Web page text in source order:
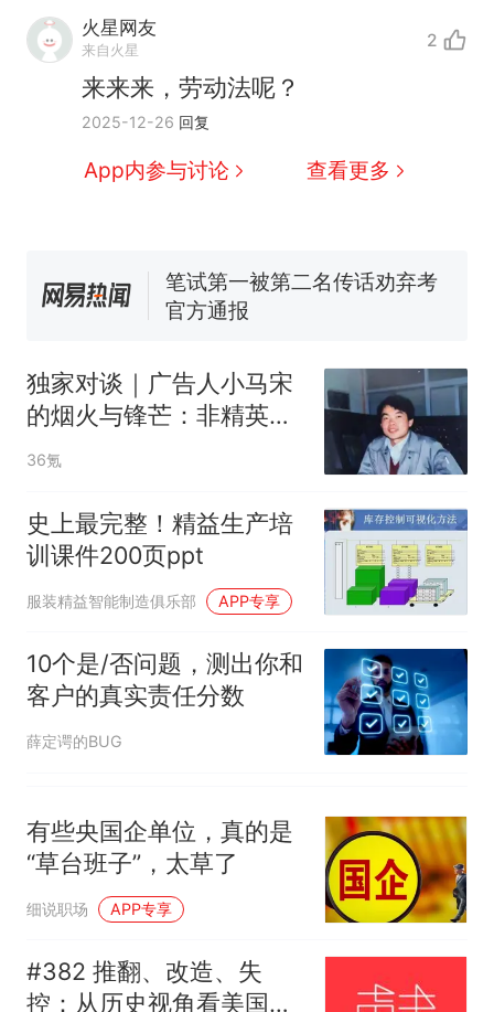
火星网友
来自火星 2
来来来，劳动法呢？
2025-12-26 回复
App内参与讨论 查看更多
费大厨“全国小炒肉大王”称
号，仅凭视频评出？中国烹饪
协会回应
台风"白海豚"中心附近最大风
力已达15级 最新研判
佛山一中学招聘物理教师，笔
享界G9车型预售价公布：
43.98万起
因老师一句“跟我回家”改写了
人生
独家对谈｜广告人小马宋
的烟火与锋芒：非精英们
的精英生存指南
36氪
史上最完整！精益生产培
训课件200页ppt
服装精益智能制造俱乐部 APP专享
10个是/否问题，测出你和
客户的真实责任分数
薛定谔的BUG
有些央国企单位，真的是
“草台班子”，太草了
细说职场 APP专享
#382 推翻、改造、失
控：从历史视角看美国的